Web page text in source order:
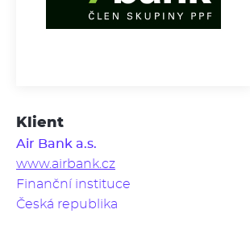
Klient
Air Bank a.s.
www.airbank.cz
Finanční instituce
Česká republika